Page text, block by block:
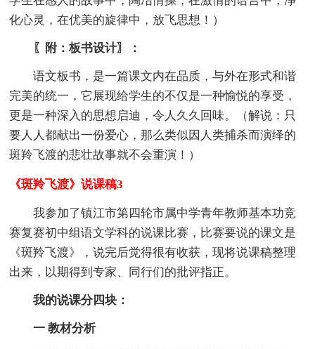
化心灵，在优美的旋律中，放飞思想！）
〖附：板书设计〗：
语文板书，是一篇课文内在品质，与外在形式和谐
完美的统一，它展现给学生的不仅是一种愉悦的享受，
更是一种深入的思想启迪，令人久久回味。（解说：只
要人人都献出一份爱心，那么类似因人类捕杀而演绎的
斑羚飞渡的悲壮故事就不会重演！）
《斑羚飞渡》说课稿3
我参加了镇江市第四轮市属中学青年教师基本功竞
赛复赛初中组语文学科的说课比赛，比赛要说的课文是
《斑羚飞渡》，说完后觉得很有收获，现将说课稿整理
出来，以期得到专家、同行们的批评指正。
我的说课分四块：
一 教材分析